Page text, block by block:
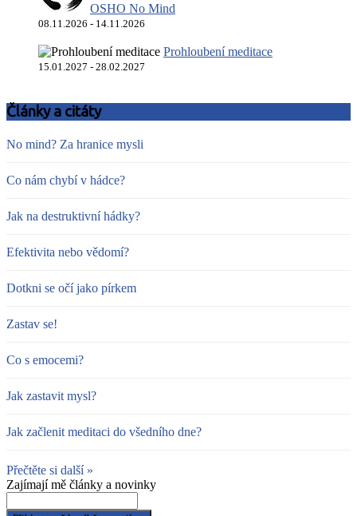
OSHO No Mind
08.11.2026 - 14.11.2026
Prohloubení meditace
15.01.2027 - 28.02.2027
Články a citáty
No mind? Za hranice mysli
Co nám chybí v hádce?
Jak na destruktivní hádky?
Efektivita nebo vědomí?
Dotkni se očí jako pírkem
Zastav se!
Co s emocemi?
Jak zastavit mysl?
Jak začlenit meditaci do všedního dne?
Přečtěte si další »
Zajímají mě články a novinky